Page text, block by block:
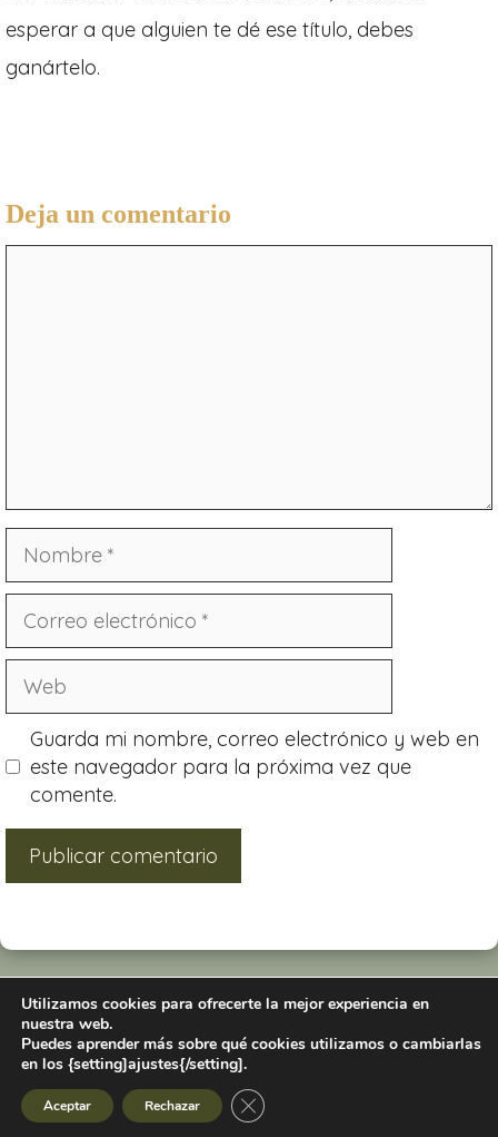
esperar a que alguien te dé ese título, debes
ganártelo.
Deja un comentario
Guarda mi nombre, correo electrónico y web en
este navegador para la próxima vez que
comente.
Aviso Legal y Política de Privacidad
Utilizamos cookies para ofrecerte la mejor experiencia en
nuestra web.
Puedes aprender más sobre qué cookies utilizamos o cambiarlas
en los {setting]ajustes{/setting].
Aceptar Rechazar Cerrar el banner de cookies RGPD